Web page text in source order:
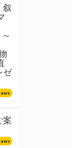
叙
ゼ
案